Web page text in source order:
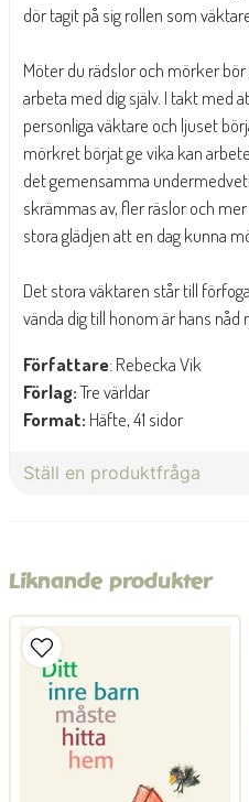
dör tagit på sig rollen som
Möter du rädslor och mörker
arbeta med dig själv. I takt med
personliga väktare och ljuset
mörkret börjat ge vika kan
det gemensamma
skrämmas av, fler räslor och
stora glädjen att en dag kunna
Det stora väktaren står till
vända dig till honom är hans nåd
Författare: Rebecka Vik
Förlag:Tre världar
Format: Häfte, 41 sidor
Ställ en produktfråga
name
Namn
emailMejladress
Liknande produkter